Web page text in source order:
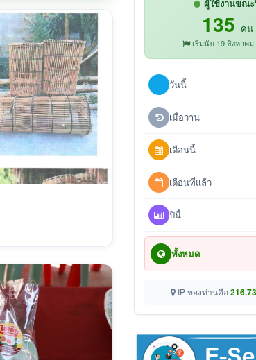
ผู้ใช้งานขณ
135 คน
เริ่มนับ 19 สิงหาคม
วันนี้
เมื่อวาน
เดือนนี้
เดือนที่แล้ว
ปีนี้
ทั้งหมด
IP ของท่านคือ